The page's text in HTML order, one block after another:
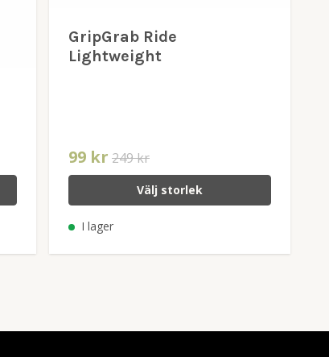
GripGrab Ride
Lightweight
99 kr 249 kr
Välj storlek
I lager